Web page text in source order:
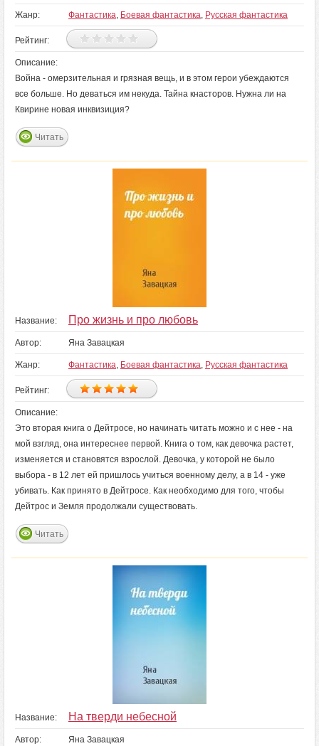
Жанр: Фантастика, Боевая фантастика, Русская фантастика
Рейтинг:
Описание:
Война - омерзительная и грязная вещь, и в этом герои убеждаются
все больше. Но деваться им некуда. Тайна кнасторов. Нужна ли на
Квирине новая инквизиция?
Читать
Название: Про жизнь и про любовь
Автор: Яна Завацкая
Жанр: Фантастика, Боевая фантастика, Русская фантастика
Рейтинг:
Описание:
Это вторая книга о Дейтросе, но начинать читать можно и с нее - на
мой взгляд, она интереснее первой. Книга о том, как девочка растет,
изменяется и становятся взрослой. Девочка, у которой не было
выбора - в 12 лет ей пришлось учиться военному делу, а в 14 - уже
убивать. Как принято в Дейтросе. Как необходимо для того, чтобы
Дейтрос и Земля продолжали существовать.
Читать
Название: На тверди небесной
Автор: Яна Завацкая